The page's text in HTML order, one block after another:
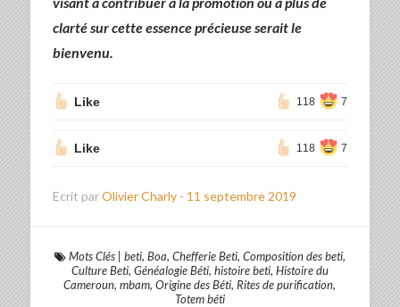
clarté sur cette essence précieuse serait le
bienvenu.
Like 118 7
Like 118 7
Ecrit parOlivier Charly - 11 septembre 2019
Mots Clés| beti, Boa, Chefferie Beti, Composition des beti,
Culture Beti, Généalogie Béti, histoire beti, Histoire du
Cameroun,mbam,Origine des Béti, Rites de purification,
Totem béti